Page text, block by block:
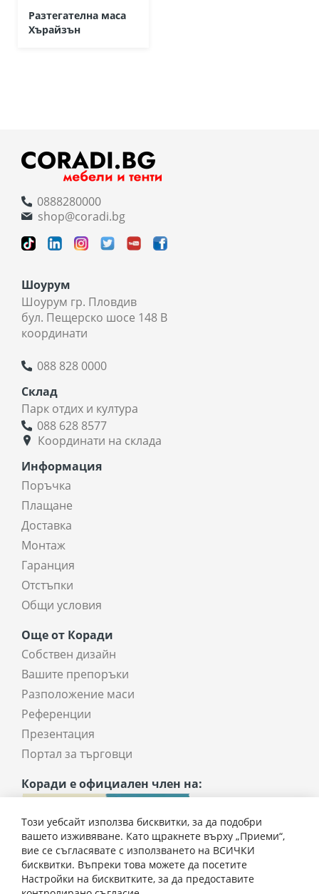
Разтегателна маса
Хърайзън
0888280000
shop@coradi.bg
Шоурум
Шоурум гр. Пловдив
бул. Пещерско шосе 148 В
координати
088 828 0000
Склад
Парк отдих и култура
088 628 8577
Координати на склада
Информация
Поръчка
Плащане
Доставка
Монтаж
Гаранция
Отстъпки
Общи условия
Още от Коради
Собствен дизайн
Вашите препоръки
Разположение маси
Референции
Презентация
Портал за търговци
Коради е официален член на:
Този уебсайт използва бисквитки, за да подобри
вашето изживяване. Като щракнете върху „Приеми“,
вие се съгласявате с използването на ВСИЧКИ
бисквитки. Въпреки това можете да посетите
Настройки на бисквитките, за да предоставите